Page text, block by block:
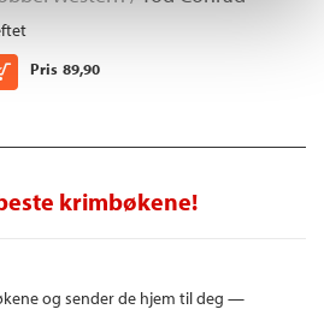
Pris 89,90
Kjøp
krimbøkene!
og sender de hjem til deg —